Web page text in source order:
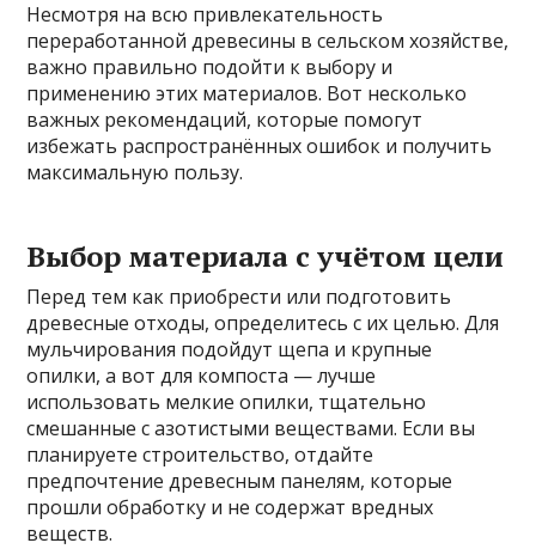
Несмотря на всю привлекательность
переработанной древесины в сельском хозяйстве,
важно правильно подойти к выбору и
применению этих материалов. Вот несколько
важных рекомендаций, которые помогут
избежать распространённых ошибок и получить
максимальную пользу.
Выбор материала с учётом цели
Перед тем как приобрести или подготовить
древесные отходы, определитесь с их целью. Для
мульчирования подойдут щепа и крупные
опилки, а вот для компоста — лучше
использовать мелкие опилки, тщательно
смешанные с азотистыми веществами. Если вы
планируете строительство, отдайте
предпочтение древесным панелям, которые
прошли обработку и не содержат вредных
веществ.